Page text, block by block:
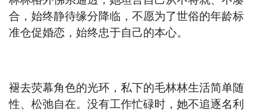
合，始终静待缘分降临，不愿为了世俗的年龄标
准仓促婚恋，始终忠于自己的本心。
褪去荧幕角色的光环，私下的毛林林生活简单随
性、松弛自在。没有工作忙碌时，她不追逐名利